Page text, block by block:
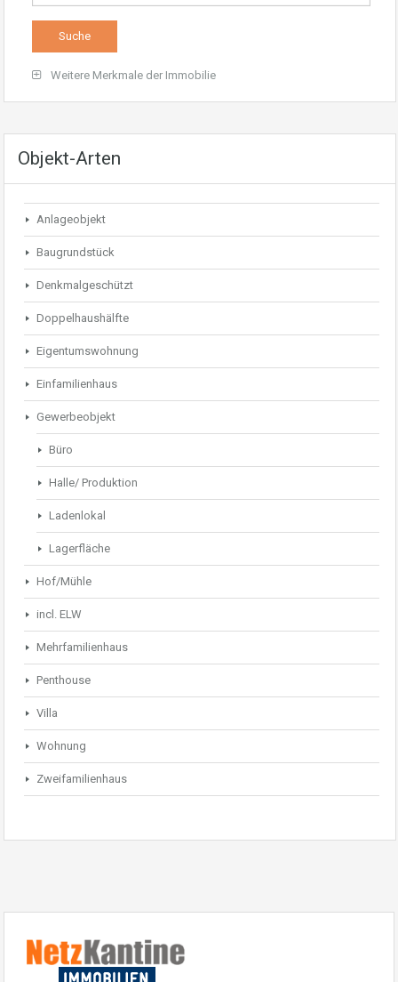
Weitere Merkmale der Immobilie
Objekt-Arten
Anlageobjekt
Baugrundstück
Denkmalgeschützt
Doppelhaushälfte
Eigentumswohnung
Einfamilienhaus
Gewerbeobjekt
Büro
Halle/ Produktion
Ladenlokal
Lagerfläche
Hof/Mühle
incl. ELW
Mehrfamilienhaus
Penthouse
Villa
Wohnung
Zweifamilienhaus